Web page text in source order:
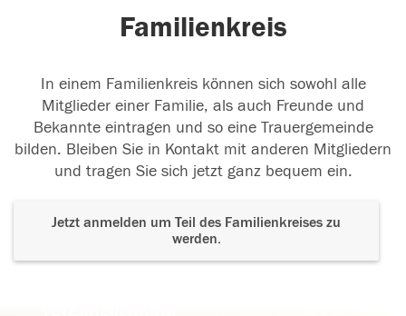
Familienkreis
In einem Familienkreis können sich sowohl alle
Mitglieder einer Familie, als auch Freunde und
Bekannte eintragen und so eine Trauergemeinde
bilden. Bleiben Sie in Kontakt mit anderen Mitgliedern
und tragen Sie sich jetzt ganz bequem ein.
Jetzt anmelden um Teil des Familienkreises zu
werden.